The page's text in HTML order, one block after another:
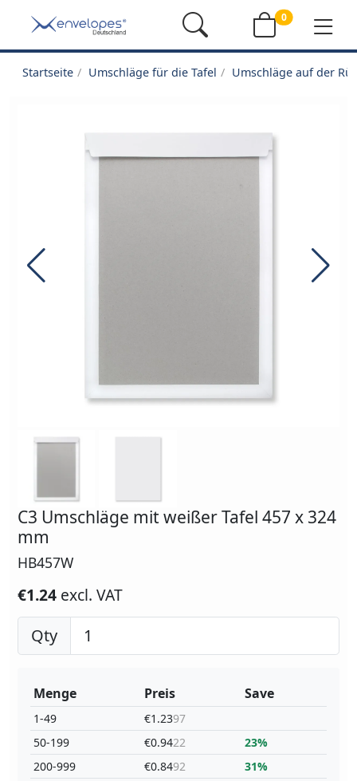
0
Startseite Umschläge für die Tafel Umschläge auf der
C3 Umschläge mit weißer Tafel 457 x 324
mm
HB457W
€1.24 excl. VAT
Qty
Menge
1-49
50-199
200-999
Preis
€1.2397
€0.9422
€0.8492
Save
23%
31%